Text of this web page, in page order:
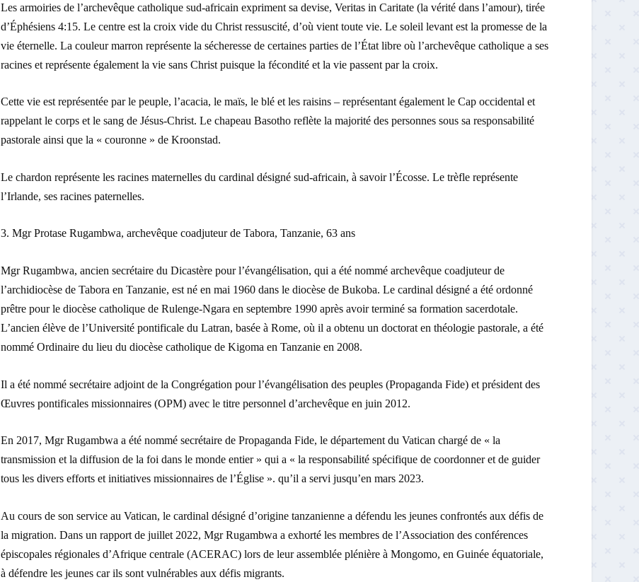
Les armoiries de l’archevêque catholique sud-africain expriment sa devise, Veritas in Caritate (la vérité dans l’amour), tirée
d’Éphésiens 4:15. Le centre est la croix vide du Christ ressuscité, d’où vient toute vie. Le soleil levant est la promesse de la
vie éternelle. La couleur marron représente la sécheresse de certaines parties de l’État libre où l’archevêque catholique a ses
racines et représente également la vie sans Christ puisque la fécondité et la vie passent par la croix.
Cette vie est représentée par le peuple, l’acacia, le maïs, le blé et les raisins – représentant également le Cap occidental et
rappelant le corps et le sang de Jésus-Christ. Le chapeau Basotho reflète la majorité des personnes sous sa responsabilité
pastorale ainsi que la « couronne » de Kroonstad.
Le chardon représente les racines maternelles du cardinal désigné sud-africain, à savoir l’Écosse. Le trèfle représente
l’Irlande, ses racines paternelles.
3. Mgr Protase Rugambwa, archevêque coadjuteur de Tabora, Tanzanie, 63 ans
Mgr Rugambwa, ancien secrétaire du Dicastère pour l’évangélisation, qui a été nommé archevêque coadjuteur de
l’archidiocèse de Tabora en Tanzanie, est né en mai 1960 dans le diocèse de Bukoba. Le cardinal désigné a été ordonné
prêtre pour le diocèse catholique de Rulenge-Ngara en septembre 1990 après avoir terminé sa formation sacerdotale.
L’ancien élève de l’Université pontificale du Latran, basée à Rome, où il a obtenu un doctorat en théologie pastorale, a été
nommé Ordinaire du lieu du diocèse catholique de Kigoma en Tanzanie en 2008.
Il a été nommé secrétaire adjoint de la Congrégation pour l’évangélisation des peuples (Propaganda Fide) et président des
Œuvres pontificales missionnaires (OPM) avec le titre personnel d’archevêque en juin 2012.
En 2017, Mgr Rugambwa a été nommé secrétaire de Propaganda Fide, le département du Vatican chargé de « la
transmission et la diffusion de la foi dans le monde entier » qui a « la responsabilité spécifique de coordonner et de guider
tous les divers efforts et initiatives missionnaires de l’Église ». qu’il a servi jusqu’en mars 2023.
Au cours de son service au Vatican, le cardinal désigné d’origine tanzanienne a défendu les jeunes confrontés aux défis de
la migration. Dans un rapport de juillet 2022, Mgr Rugambwa a exhorté les membres de l’Association des conférences
épiscopales régionales d’Afrique centrale (ACERAC) lors de leur assemblée plénière à Mongomo, en Guinée équatoriale,
à défendre les jeunes car ils sont vulnérables aux défis migrants.